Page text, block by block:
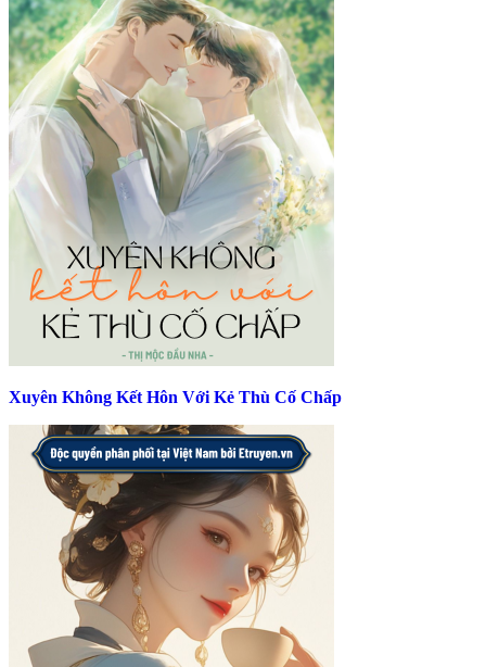
Xuyên Không Kết Hôn Với Kẻ Thù Cố Chấp